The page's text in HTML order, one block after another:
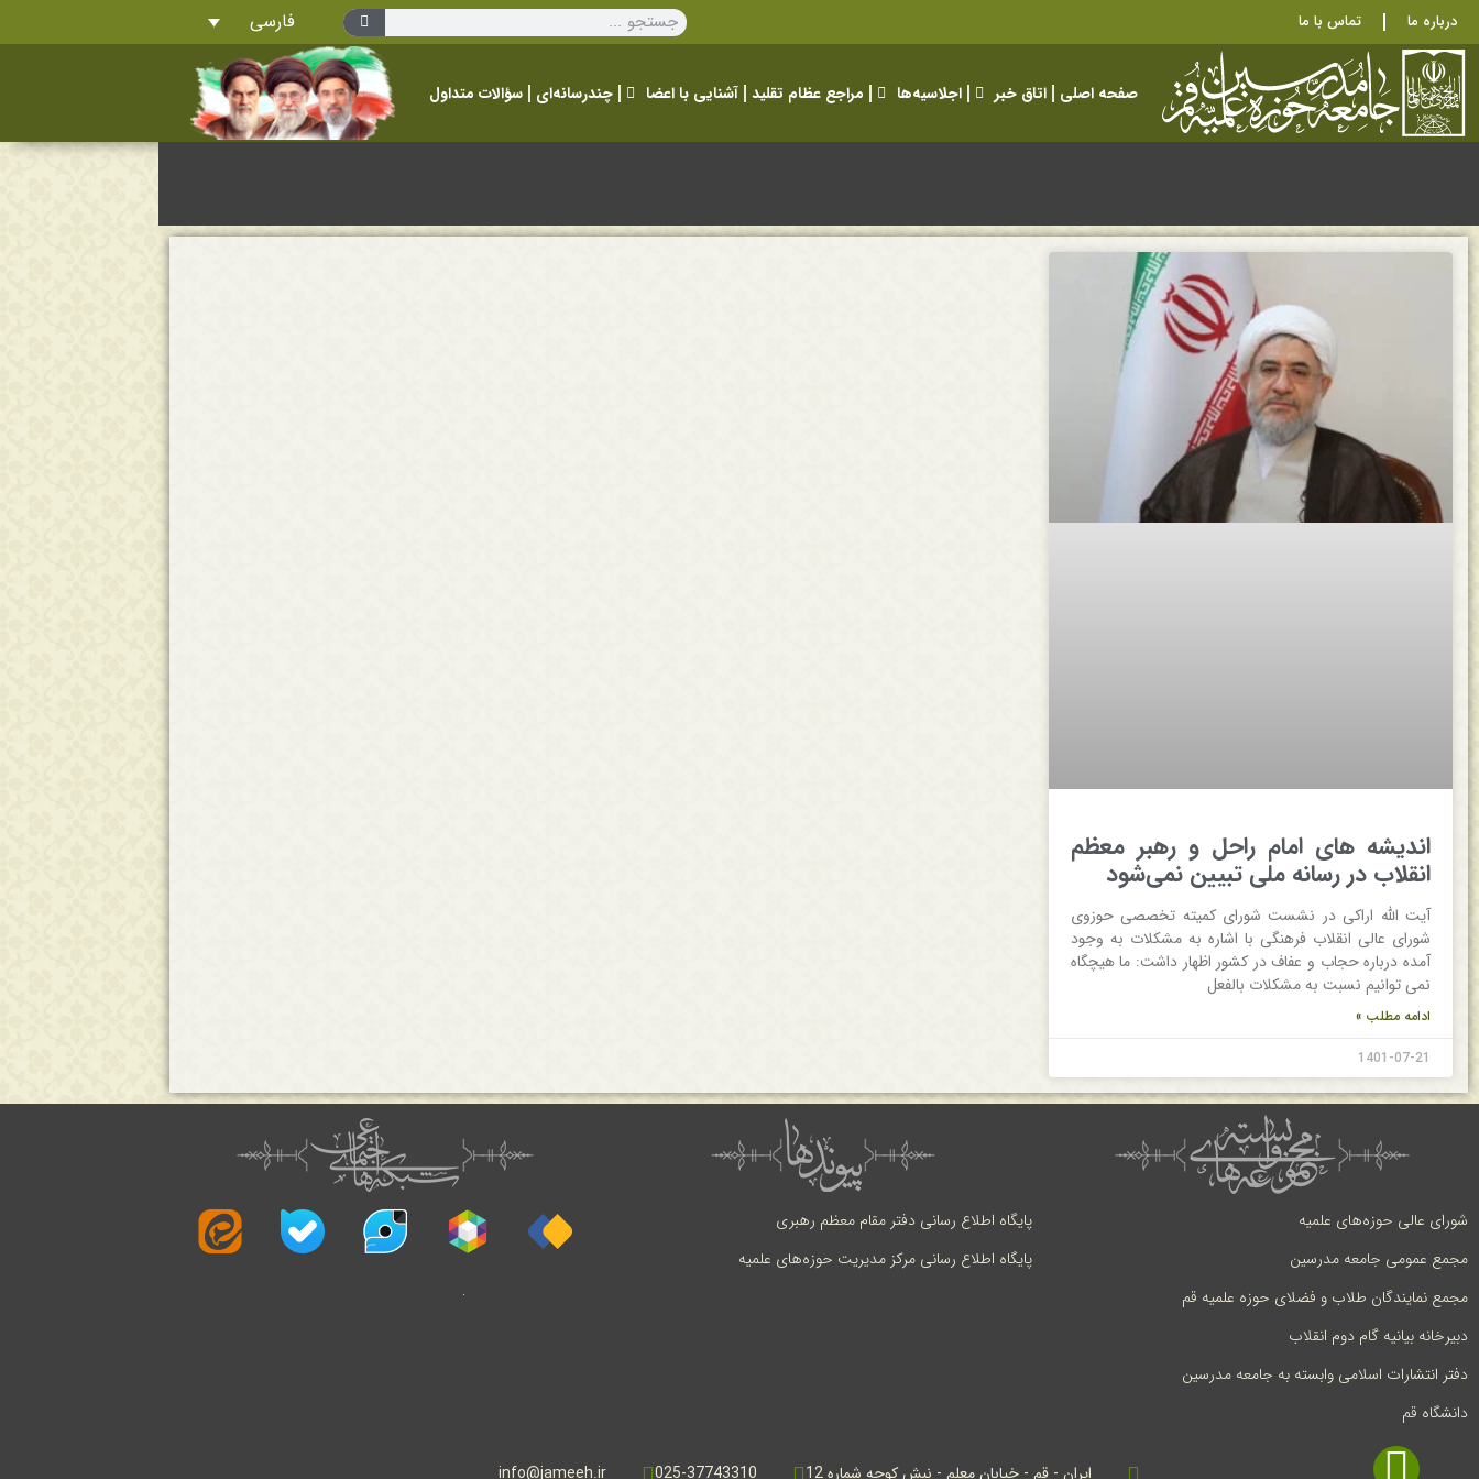
درباره ما تماس با ما فارسی
صفحه اصلی اتاق خبر اجلاسیه‌ها مراجع عظام تقلید آشنایی با اعضا چندرسانه‌ای سؤالات متداول
اندیشه های امام راحل و رهبر معظم
انقلاب در رسانه ملی تبیین نمی‌شود
آیت الله اراکی در نشست شورای کمیته تخصصی حوزوی
شورای عالی انقلاب فرهنگی با اشاره به مشکلات به وجود
آمده درباره حجاب و عفاف در کشور اظهار داشت: ما هیچگاه
نمی توانیم نسبت به مشکلات بالفعل
ادامه مطلب »
1401-07-21
شورای عالی حوزه‌های علمیه
مجمع عمومی جامعه مدرسین
مجمع نمایندگان طلاب و فضلای حوزه علمیه قم
دبیرخانه بیانیه گام دوم انقلاب
دفتر انتشارات اسلامی وابسته به جامعه مدرسین
دانشگاه قم
پایگاه اطلاع رسانی دفتر مقام معظم رهبری
پایگاه اطلاع رسانی مرکز مدیریت حوزه‌های علمیه
ایران - قم - خیابان معلم - نبش کوچه شماره 12 025-37743310
info@jameeh.ir